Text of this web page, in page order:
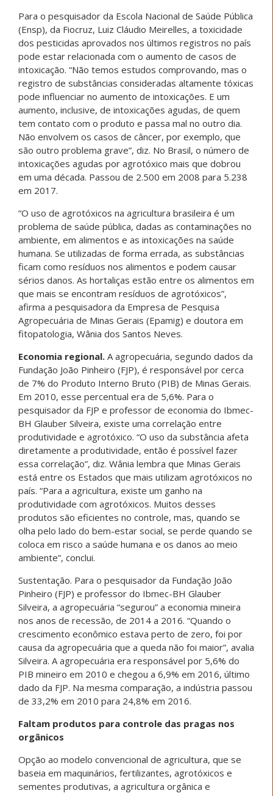
Para o pesquisador da Escola Nacional de Saúde Pública
(Ensp), da Fiocruz, Luiz Cláudio Meirelles, a toxicidade
dos pesticidas aprovados nos últimos registros no país
pode estar relacionada com o aumento de casos de
intoxicação. “Não temos estudos comprovando, mas o
registro de substâncias consideradas altamente tóxicas
pode influenciar no aumento de intoxicações. E um
aumento, inclusive, de intoxicações agudas, de quem
tem contato com o produto e passa mal no outro dia.
Não envolvem os casos de câncer, por exemplo, que
são outro problema grave”, diz. No Brasil, o número de
intoxicações agudas por agrotóxico mais que dobrou
em uma década. Passou de 2.500 em 2008 para 5.238
em 2017.
“O uso de agrotóxicos na agricultura brasileira é um
problema de saúde pública, dadas as contaminações no
ambiente, em alimentos e as intoxicações na saúde
humana. Se utilizadas de forma errada, as substâncias
ficam como resíduos nos alimentos e podem causar
sérios danos. As hortaliças estão entre os alimentos em
que mais se encontram resíduos de agrotóxicos”,
afirma a pesquisadora da Empresa de Pesquisa
Agropecuária de Minas Gerais (Epamig) e doutora em
fitopatologia, Wânia dos Santos Neves.
Economia regional. A agropecuária, segundo dados da
Fundação João Pinheiro (FJP), é responsável por cerca
de 7% do Produto Interno Bruto (PIB) de Minas Gerais.
Em 2010, esse percentual era de 5,6%. Para o
pesquisador da FJP e professor de economia do Ibmec-
BH Glauber Silveira, existe uma correlação entre
produtividade e agrotóxico. “O uso da substância afeta
diretamente a produtividade, então é possível fazer
essa correlação”, diz. Wânia lembra que Minas Gerais
está entre os Estados que mais utilizam agrotóxicos no
país. “Para a agricultura, existe um ganho na
produtividade com agrotóxicos. Muitos desses
produtos são eficientes no controle, mas, quando se
olha pelo lado do bem-estar social, se perde quando se
coloca em risco a saúde humana e os danos ao meio
ambiente”, conclui.
Sustentação. Para o pesquisador da Fundação João
Pinheiro (FJP) e professor do Ibmec-BH Glauber
Silveira, a agropecuária “segurou” a economia mineira
nos anos de recessão, de 2014 a 2016. “Quando o
crescimento econômico estava perto de zero, foi por
causa da agropecuária que a queda não foi maior”, avalia
Silveira. A agropecuária era responsável por 5,6% do
PIB mineiro em 2010 e chegou a 6,9% em 2016, último
dado da FJP. Na mesma comparação, a indústria passou
de 33,2% em 2010 para 24,8% em 2016.
Faltam produtos para controle das pragas nos
orgânicos
Opção ao modelo convencional de agricultura, que se
baseia em maquinários, fertilizantes, agrotóxicos e
sementes produtivas, a agricultura orgânica e